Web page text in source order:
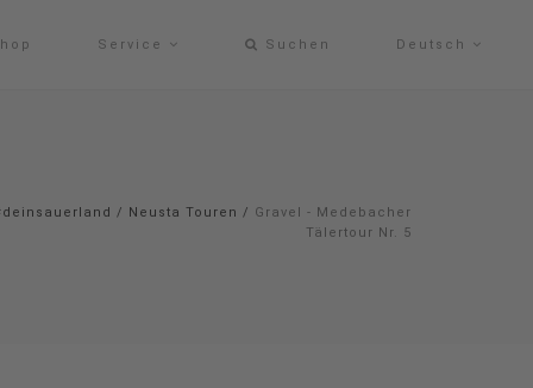
Service Suchen Deutsch
/ Neusta Touren / Gravel - Medebacher
Tälertour Nr. 5